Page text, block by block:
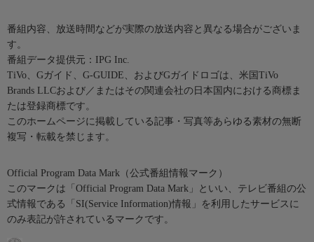
番組内容、放送時間などが実際の放送内容と異なる場合がございま
す。
番組データ提供元：IPG Inc.
TiVo、Gガイド、G-GUIDE、およびGガイドロゴは、米国TiVo
Brands LLCおよび／またはその関連会社の日本国内における商標ま
たは登録商標です。
このホームページに掲載している記事・写真等あらゆる素材の無断
複写・転載を禁じます。
Official Program Data Mark（公式番組情報マーク）
このマークは「Official Program Data Mark」といい、テレビ番組の公
式情報である「SI(Service Information)情報」を利用したサービスに
のみ表記が許されているマークです。